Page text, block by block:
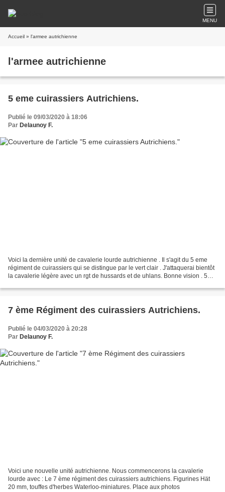
MENU
Accueil » l'armee autrichienne
l'armee autrichienne
5 eme cuirassiers Autrichiens.
Publié le 09/03/2020 à 18:06
Par Delaunoy F.
Voici la dernière unité de cavalerie lourde autrichienne . Il s'agit du 5 eme
régiment de cuirassiers qui se distingue par le vert clair . J'attaquerai bientôt
la cavalerie légère avec un rgt de hussards et de uhlans. Bonne vision . 5
7 ème Régiment des cuirassiers Autrichiens.
Publié le 04/03/2020 à 20:28
Par Delaunoy F.
Voici une nouvelle unité autrichienne. Nous commencerons la cavalerie
lourde avec : Le 7 ème régiment des cuirassiers autrichiens. Figurines Hät
20 mm, touffes d'herbes Waterloo-miniatures. Place aux photos